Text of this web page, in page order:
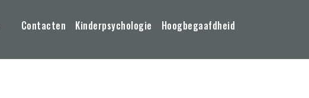
Contacten Kinderpsychologie Hoogbegaafdheid